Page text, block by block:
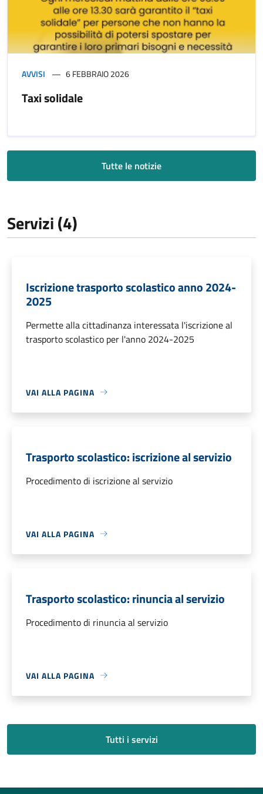
AVVISI 6 FEBBRAIO 2026
Taxi solidale
Tutte le notizie
Servizi (4)
Iscrizione trasporto scolastico anno 2024-
2025
Permette alla cittadinanza interessata l'iscrizione al
trasporto scolastico per l'anno 2024-2025
VAI ALLA PAGINA
Trasporto scolastico: iscrizione al servizio
Procedimento di iscrizione al servizio
VAI ALLA PAGINA
Trasporto scolastico: rinuncia al servizio
Procedimento di rinuncia al servizio
VAI ALLA PAGINA
Tutti i servizi